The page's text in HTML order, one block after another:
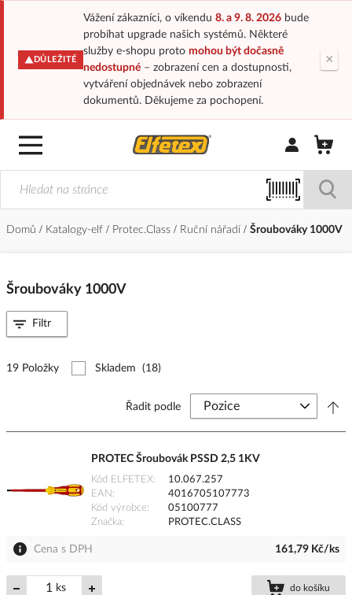
DŮLEŽITÉ
Vážení zákazníci, o víkendu 8. a 9. 8. 2026bude
probíhat upgrade našich systémů. Některé
služby e-shopu proto mohou být dočasně
nedostupné– zobrazení cen a dostupnosti,
vytváření objednávek nebo zobrazení
dokumentů. Děkujeme za pochopení.
×
Přihlásit/
Domů Katalogy-elf Protec.Class Ruční nářadí Šroubováky 1000V
Šroubováky 1000V
19 Položky Skladem (18)
Řadit podle
PROTEC Šroubovák PSSD 2,5 1KV
Kód ELFETEX
10.067.257
EAN
4016705107773
Kód výrobce
05100777
Značka
PROTEC.CLASS
Cena s DPH 161,79 Kč/ks
ks do košíku
Filtr